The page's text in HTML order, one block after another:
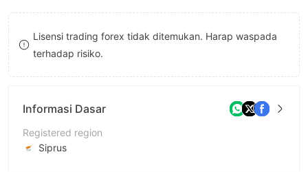
8
9
8
9
Lisensi trading forex tidak ditemukan. Harap waspada
terhadap risiko.
Informasi Dasar
Registered region
Siprus